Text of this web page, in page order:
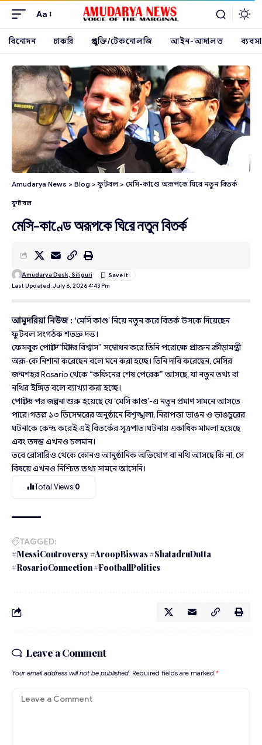
Aa
বিনোদন চাকরি প্রযুক্তি/টেকনোলজি আইন-আদালত ব্যবসা
Amudarya News > Blog >ফুটবল> মেসি-কাণ্ডে অরূপকে ঘিরে নতুন বিতর্ক
ফুটবল
মেসি-কাণ্ডে অরূপকে ঘিরে নতুন বিতর্ক
Last Updated: July 6, 2026 4:43 Pm
Amudarya Desk, Siliguri
আমুদরিয়া নিউজ : ‘মেসি কাণ্ড’ নিয়ে নতুন করে বিতর্ক উসকে দিয়েছেন
ফুটবল সংগঠক শতদ্রু দত্ত।
ফেসবুক পোস্টে “মিস্টার বিশ্বাস” সম্বোধন করে তিনি পরোক্ষে প্রাক্তন ক্রীড়ামন্ত্রী
অরূ-কে নিশানা করেছেন বলে মনে করা হচ্ছে। তিনি দাবি করেছেন, মেসির
জন্মশহর Rosario থেকে “কফিনের শেষ পেরেক” আসছে, যা নতুন তথ্য বা
নথির ইঙ্গিত বলে ব্যাখ্যা করা হচ্ছে।
পোস্টের পর জল্পনা শুরু হয়েছে যে ‘মেসি কাণ্ড’-এ নতুন প্রমাণ সামনে আসতে
পারে।গতল্ল ১৩ ডিসেম্বরের অনুষ্ঠানে বিশৃঙ্খলা, নিরাপত্তা ভাঙন ও ভাঙচুরের
ঘটনাকে কেন্দ্র করেই এই বিতর্কের সূত্রপাত।ঘটনায় একাধিক মামলা হয়েছে
এবং তদন্ত এখনও চলমান।
তবে রোসারিও থেকে কোনও আনুষ্ঠানিক অভিযোগ বা নথি আসছে কি না, সে
বিষয়ে এখনও নিশ্চিত তথ্য সামনে আসেনি।
Total Views:0
TAGGED:
#MessiControversy #AroopBiswas #ShatadruDutta
#RosarioConnection #FootballPolitics
Leave a Comment
Your email address will not be published. Required fields are marked *